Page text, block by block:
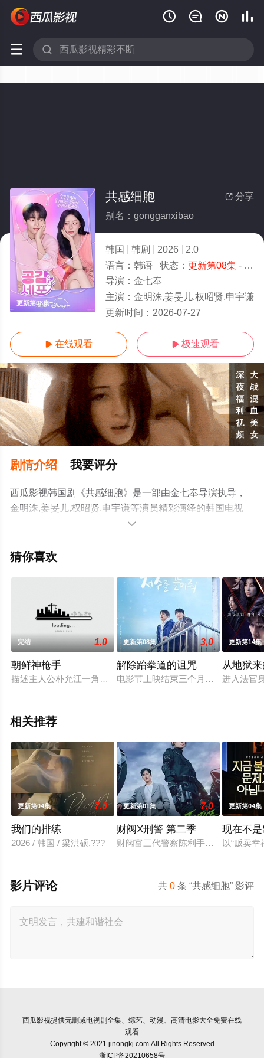
   
 
更新第08集
 分享
共感细胞
别名：gongganxibao
韩国 韩剧 2026
2.0
语言： 韩语 状态： 更新第08集- 免费在线观看
导演： 金七奉
主演： 金明洙,姜旻儿,权昭贤,申宇谦
更新时间： 2026-07-27
 在线观看  极速观看
剧情介绍 我要评分
西瓜影视韩国剧《共感细胞》是一部由金七奉导演执导，
金明洙,姜旻儿,权昭贤,申宇谦等演员精彩演绎的韩国电视
剧，手机免费观看高清未删减完整版电视剧全集就上西瓜
网等平台了解。

猜你喜欢
完结 1.0
朝鲜神枪手
描述主人公朴允江一角作为在开化期(从1876年朝鲜签订江华岛
更新第08集 3.0
解除跆拳道的诅咒
电影节上映结束三个月后会公开剧集
更新第14集
从地狱
进入法官
相关推荐
更新第04集 7.0
我们的排练
2026 / 韩国 / 梁洪硕,???
更新第01集 7.0
财阀X刑警 第二季
财阀富三代警察陈利手（安普贤 饰
更新第04集
现在不
以“贩卖
共0 条 “共感细胞” 影评
影片评论
西瓜影视提供无删减电视剧全集、综艺、动漫、高清电影大全免费在线
观看
Copyright © 2021 jinongkj.com All Rights Reserved
浙ICP备20210658号